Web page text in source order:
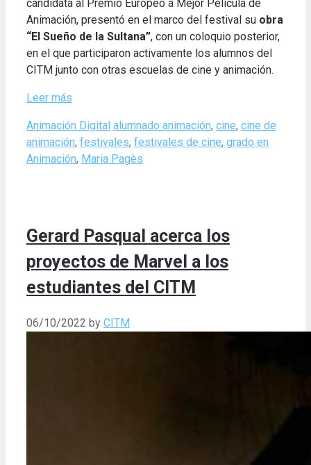
candidata al Premio Europeo a Mejor Película de
Animación, presentó en el marco del festival su obra
“El Sueño de la Sultana”, con un coloquio posterior,
en el que participaron activamente los alumnos del
CITM junto con otras escuelas de cine y animación.
Leer más
Categories
Animación Digital Tags
alumnado animación, cine, cine de
animación, festivales, festivales de cine, grado en
Animación, Maria Pagès
Gerard Pasqual acerca los
proyectos de Marvel a los
estudiantes del CITM
06/10/2022 by CITM